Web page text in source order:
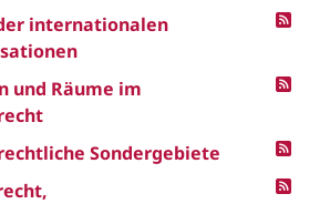
internationalen
und Räume im
Sondergebiete